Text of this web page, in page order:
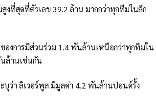
งที่สุดที่ตัวเลข 39.2 ล้าน มากกว่าทุกทีมในลีก
งการมีส่วนร่วม 1.4 พันล้านเหนือกว่าทุกทีมใน
ล้านเช่นกัน
ว่า ลิเวอร์พูล มีมูลค่า 4.2 พันล้านปอนด์รั้ง